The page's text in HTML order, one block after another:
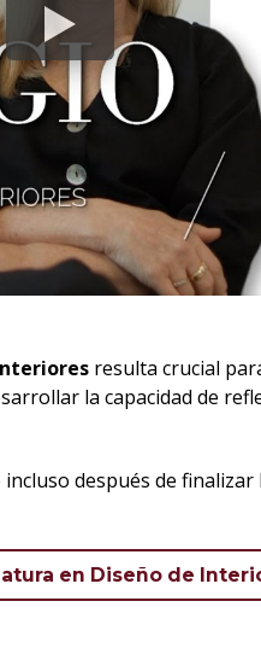
resulta crucial
la capacidad de
después de
en Diseño de